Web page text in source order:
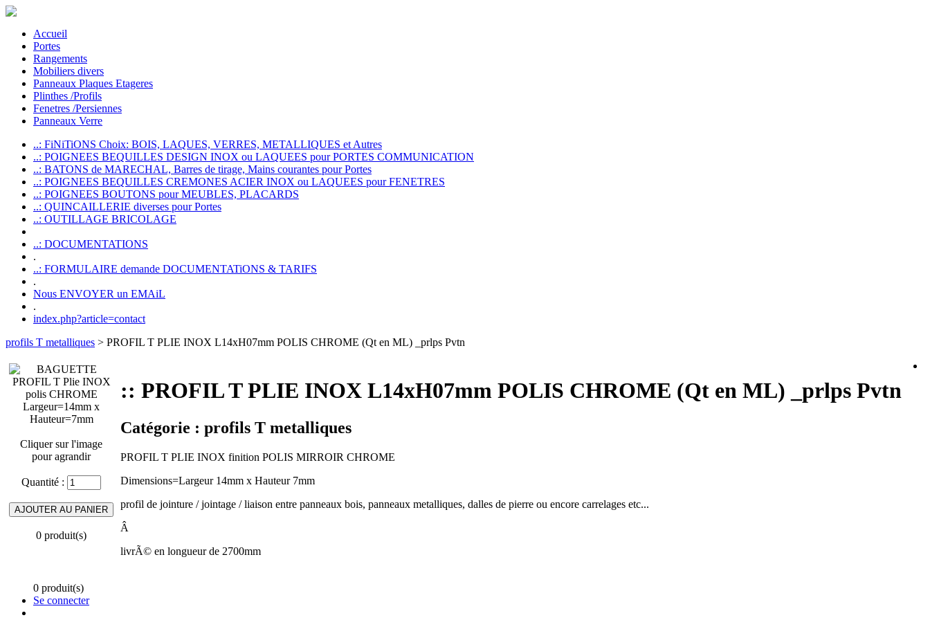
Accueil
Portes
Rangements
Mobiliers divers
Panneaux Plaques Etageres
Plinthes /Profils
Fenetres /Persiennes
Panneaux Verre
..: FiNiTiONS Choix: BOIS, LAQUES, VERRES, METALLIQUES et Autres
..: POIGNEES BEQUILLES DESIGN INOX ou LAQUEES pour PORTES COMMUNICATION
..: BATONS de MARECHAL, Barres de tirage, Mains courantes pour Portes
..: POIGNEES BEQUILLES CREMONES ACIER INOX ou LAQUEES pour FENETRES
..: POIGNEES BOUTONS pour MEUBLES, PLACARDS
..: QUINCAILLERIE diverses pour Portes
..: OUTILLAGE BRICOLAGE
..: DOCUMENTATIONS
.
..: FORMULAIRE demande DOCUMENTATiONS & TARIFS
.
Nous ENVOYER un EMAiL
.
index.php?article=contact
profils T metalliques > PROFIL T PLIE INOX L14xH07mm POLIS CHROME (Qt en ML) _prlps Pvtn
Cliquer sur l'image
pour agrandir
Quantité :
0 produit(s)
:: PROFIL T PLIE INOX L14xH07mm POLIS CHROME (Qt en ML) _prlps Pvtn
Catégorie : profils T metalliques
PROFIL T PLIE INOX finition POLIS MIRROIR CHROME
Dimensions=Largeur 14mm x Hauteur 7mm
profil de jointure / jointage / liaison entre panneaux bois, panneaux metalliques, dalles de pierre ou encore carrelages etc...
Â
livrÃ© en longueur de 2700mm
0 produit(s)
Se connecter